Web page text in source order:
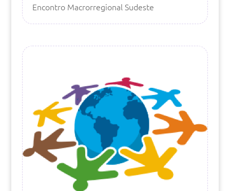
Encontro Macrorregional Sudeste